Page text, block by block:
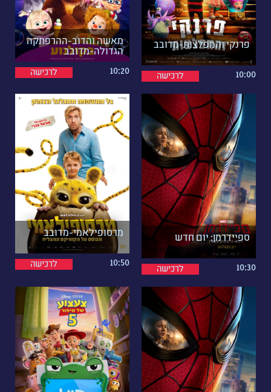
פרנקי והמפלצות-מדובב
10:00 לרכישה
מאשה והדוב-ההרפתקה
הגדולה-מדובב
10:20
לרכישה
ספיידרמן: יום חדש
10:30 לרכישה
מרסופילאמי-מדובב
10:50 לרכישה